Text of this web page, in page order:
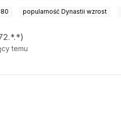
popularność Dynastii wzrost
temu